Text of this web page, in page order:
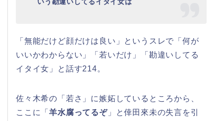
いう勘違いしてるイタイ女は
「無能だけど顔だけは良い」というスレで「何が
いいかわからない」「若いだけ」「勘違いしてる
イタイ女」と話す214。
佐々木希の「若さ」に嫉妬しているところから、
ここに「羊水腐ってるぞ」と倖田來未の失言を引